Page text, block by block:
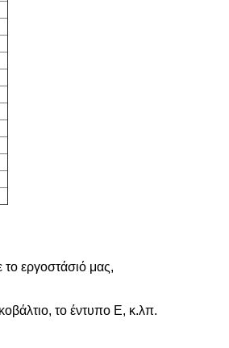
εργοστάσιό μας,
το έντυπο Ε, κ.λπ.